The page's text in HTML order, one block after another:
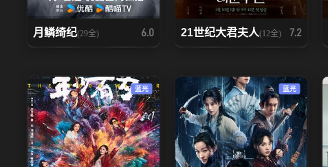
月鳞绮纪(29全) 6.0 21世纪大君夫人(12全) 7.2
蓝光 蓝光